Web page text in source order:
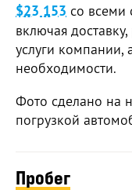
$23 153 со всеми
включая
услуги компании,
необходимости.
Фото сделано на
погрузкой
Пробег